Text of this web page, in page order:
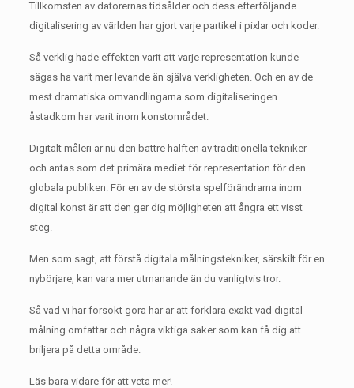
Tillkomsten av datorernas tidsålder och dess efterföljande
digitalisering av världen har gjort varje partikel i pixlar och koder.
Så verklig hade effekten varit att varje representation kunde
sägas ha varit mer levande än själva verkligheten. Och en av de
mest dramatiska omvandlingarna som digitaliseringen
åstadkom har varit inom konstområdet.
Digitalt måleri är nu den bättre hälften av traditionella tekniker
och antas som det primära mediet för representation för den
globala publiken. För en av de största spelförändrarna inom
digital konst är att den ger dig möjligheten att ångra ett visst
steg.
Men som sagt, att förstå digitala målningstekniker, särskilt för en
nybörjare, kan vara mer utmanande än du vanligtvis tror.
Så vad vi har försökt göra här är att förklara exakt vad digital
målning omfattar och några viktiga saker som kan få dig att
briljera på detta område.
Läs bara vidare för att veta mer!